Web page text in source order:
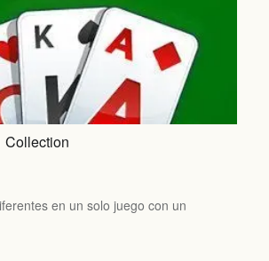
Collection
en un solo juego con un